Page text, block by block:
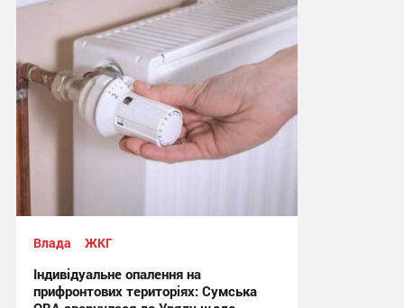
Влада ЖКГ
Індивідуальне опалення на
прифронтових територіях: Сумська